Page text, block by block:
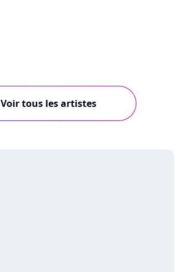
Voir tous les artistes